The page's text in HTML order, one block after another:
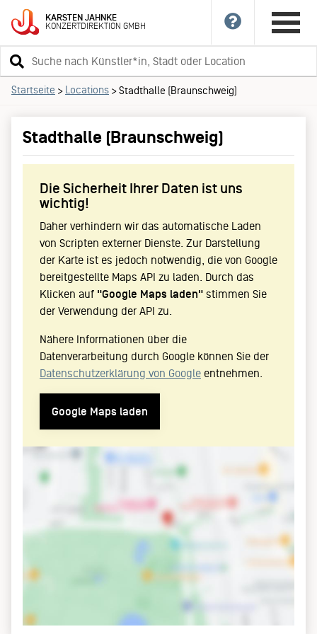
KARSTENJAHNKE
KONZERTDIREKTIONGMBH
Suchbegriff
eingeben
Startseite > Locations >Stadthalle (Braunschweig)
Stadthalle (Braunschweig)
Die Sicherheit Ihrer Daten ist uns
wichtig!
Daher verhindern wir das automatische Laden
von Scripten externer Dienste. Zur Darstellung
der Karte ist es jedoch notwendig, die von Google
bereitgestellte Maps API zu laden. Durch das
Klicken auf "Google Maps laden" stimmen Sie
der Verwendung der API zu.
Nähere Informationen über die
Datenverarbeitung durch Google können Sie der
Datenschutzerklärung von Google entnehmen.
Google Maps laden